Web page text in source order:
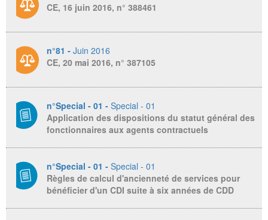
CE, 16 juin 2016, n° 388461
n°81 - Juin 2016
CE, 20 mai 2016, n° 387105
n°Special - 01 - Special - 01
Application des dispositions du statut général des
fonctionnaires aux agents contractuels
n°Special - 01 - Special - 01
Règles de calcul d'ancienneté de services pour
bénéficier d'un CDI suite à six années de CDD